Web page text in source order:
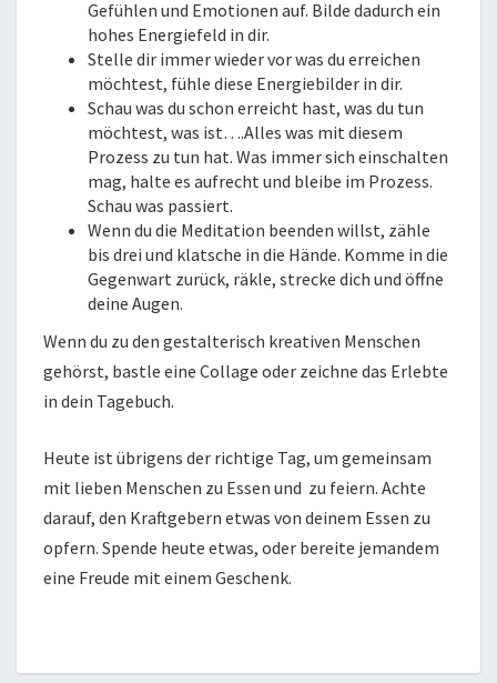
Gefühlen und Emotionen auf. Bilde dadurch ein
hohes Energiefeld in dir.
Stelle dir immer wieder vor was du erreichen
möchtest, fühle diese Energiebilder in dir.
Schau was du schon erreicht hast, was du tun
möchtest, was ist….Alles was mit diesem
Prozess zu tun hat. Was immer sich einschalten
mag, halte es aufrecht und bleibe im Prozess.
Schau was passiert.
Wenn du die Meditation beenden willst, zähle
bis drei und klatsche in die Hände. Komme in die
Gegenwart zurück, räkle, strecke dich und öffne
deine Augen.
Wenn du zu den gestalterisch kreativen Menschen
gehörst, bastle eine Collage oder zeichne das Erlebte
in dein Tagebuch.
Heute ist übrigens der richtige Tag, um gemeinsam
mit lieben Menschen zu Essen und zu feiern. Achte
darauf, den Kraftgebern etwas von deinem Essen zu
opfern. Spende heute etwas, oder bereite jemandem
eine Freude mit einem Geschenk.